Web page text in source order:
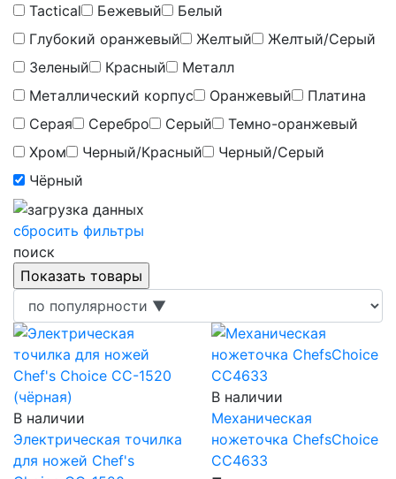
Tactical
Бежевый
Белый
Глубокий оранжевый
Желтый
Желтый/Серый
Зеленый
Красный
Металл
Металлический корпус
Оранжевый
Платина
Серая
Серебро Серый
Темно-оранжевый
Хром
Черный/Красный
Черный/Серый
Чёрный
сбросить фильтры
поиск
В наличии
Электрическая точилка
для ножей Chef's
В наличии
Механическая
ножеточка ChefsChoice
CC4633